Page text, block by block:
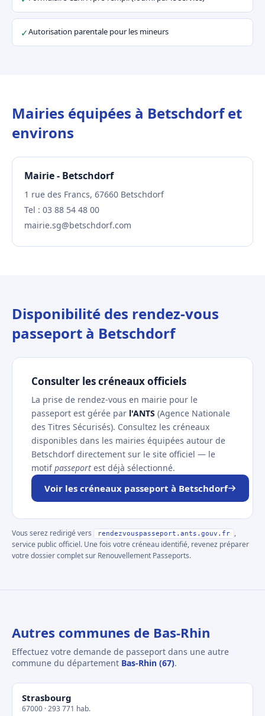
✓Autorisation parentale pour les mineurs
Mairies équipées à Betschdorf et
environs
Mairie - Betschdorf
1 rue des Francs, 67660 Betschdorf
Tel : 03 88 54 48 00
mairie.sg@betschdorf.com
Disponibilité des rendez-vous
passeport à Betschdorf
Consulter les créneaux officiels
La prise de rendez-vous en mairie pour le
passeport est gérée par l'ANTS (Agence Nationale
des Titres Sécurisés). Consultez les créneaux
disponibles dans les mairies équipées autour de
Betschdorf directement sur le site officiel — le
motifpasseport est déjà sélectionné.
Voir les créneaux passeport à Betschdorf
Vous serez redirigé vers rendezvouspasseport.ants.gouv.fr
,
service public officiel. Une fois votre créneau identifié, revenez préparer
votre dossier complet sur Renouvellement Passeports.
Autres communes de Bas-Rhin
Effectuez votre demande de passeport dans une autre
commune du département Bas-Rhin (67).
Strasbourg
67000 · 293 771 hab.